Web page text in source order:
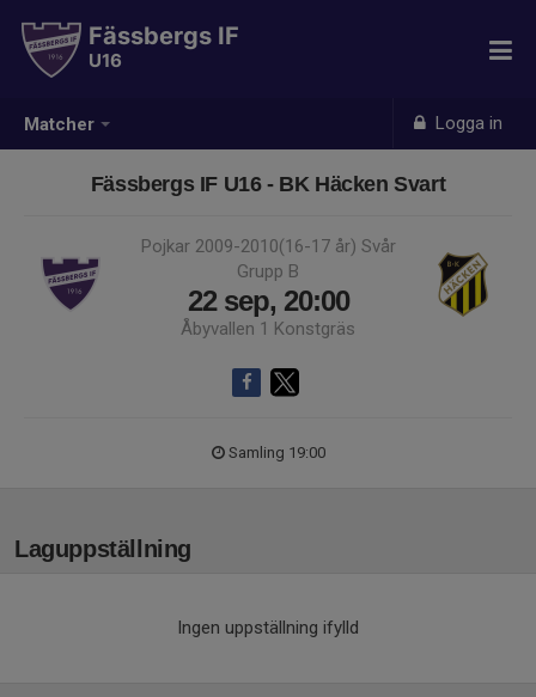
Matcher Logga in
Fässbergs IF
U16
Fässbergs IF U16 - BK Häcken Svart
Pojkar 2009-2010(16-17 år) Svår
Grupp B
22 sep, 20:00
Åbyvallen 1 Konstgräs
Samling 19:00
Laguppställning
Ingen uppställning ifylld